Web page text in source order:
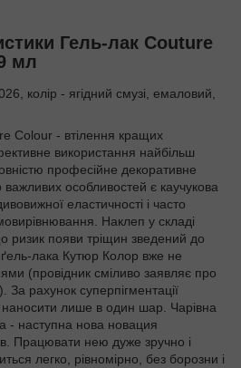
Гель-лак Couture
мл
колір - ягідний смузі, емаловий,
Colour - втілення кращих
використання найбільш
професійне декоративне
важливих особливостей є каучукова
еластичності і часто
Наклеп у складі
ризик появи тріщин зведений до
ґель-лака Кутюр Колор вже не
(провідник сміливо заявляє про
За рахунок суперпігментації
наносити лише в один шар. Чарівна
- наступна нова новация
Працювати нею дуже зручно і
легко, рівномірно, без борозни і